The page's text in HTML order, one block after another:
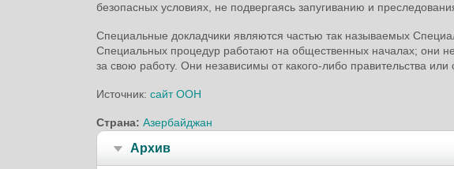
безопасных условиях, не подвергаясь запугиванию и
Специальные докладчики являются частью так называемых
Специальных процедур работают на общественных началах; они
за свою работу. Они независимы от какого-либо правительства
Источник: сайт ООН
Страна: Азербайджан
Архив